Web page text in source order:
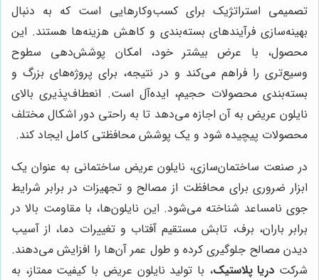
تصمیمی استراتژیک برای کسب‌وکارهایی است که به دنبال
بهینه‌سازی فرآیندهای بسته‌بندی و کاهش هزینه‌ها هستند. این
محصول، با عرض بیشتر خود، امکان پوشش‌دهی سطوح
وسیع‌تری را فراهم می‌کند و در نتیجه، برای پروژه‌های بزرگ و
بسته‌بندی محصولات حجیم، ایده‌آل است. انعطاف‌پذیری بالای
نایلون عریض به آن اجازه می‌دهد تا به راحتی دور اشکال مختلف
محصولات پیچیده شود و یک پوشش محافظتی کامل ایجاد کند.
در صنعت ساختمان‌سازی، نایلون عریض ساختمانی به عنوان یک
ابزار ضروری برای محافظت از مصالح و تجهیزات در برابر شرایط
جوی نامساعد شناخته می‌شود. این نایلون‌ها، با مقاومت بالا در
برابر باران، برف، تابش مستقیم آفتاب و تغییرات دما، از آسیب
دیدن مصالح جلوگیری کرده و طول عمر آن‌ها را افزایش می‌دهند.
شرکت دریا پلاستیک، با تولید نایلون عریض با کیفیت ممتاز، به